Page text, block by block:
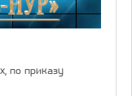
по приказу